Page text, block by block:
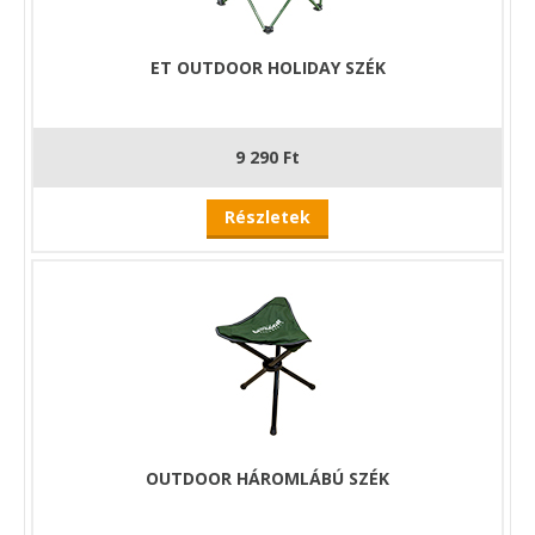
ET OUTDOOR HOLIDAY SZÉK
9 290 Ft
Részletek
OUTDOOR HÁROMLÁBÚ SZÉK